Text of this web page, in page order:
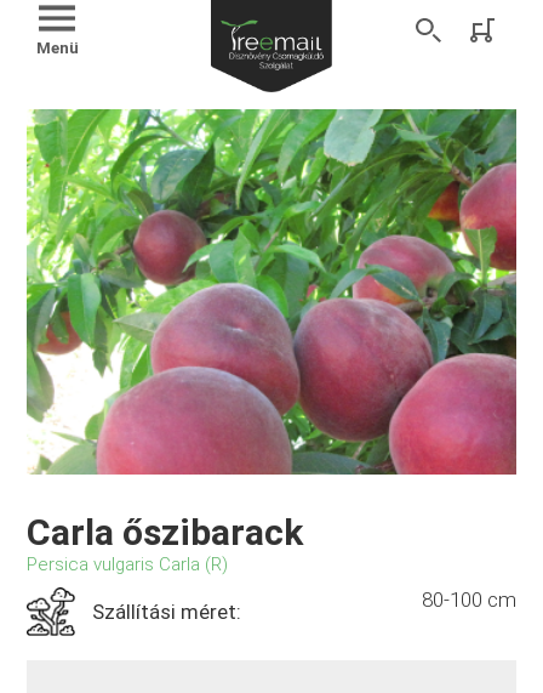
Menü
Carla őszibarack
Persica vulgaris Carla (R)
Szállítási méret: 80-100 cm